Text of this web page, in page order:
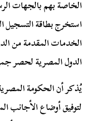
استخرج بطاقة التسجيل
الخدمات المقدمة من
الدول المصرية لحصر
يُذكر أن الحكومة
لتوفيق أوضاع الأجانب